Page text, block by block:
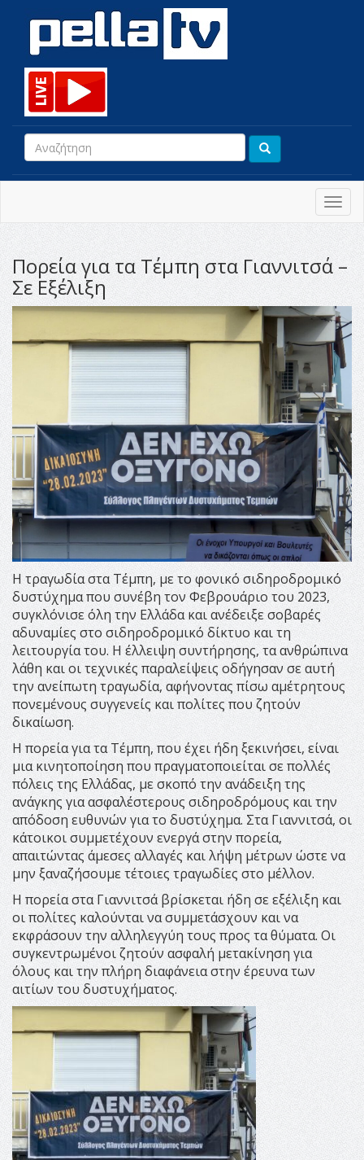
Πορεία για τα Τέμπη στα Γιαννιτσά –
Σε Εξέλιξη
Η τραγωδία στα Τέμπη, με το φονικό σιδηροδρομικό
δυστύχημα που συνέβη τον Φεβρουάριο του 2023,
συγκλόνισε όλη την Ελλάδα και ανέδειξε σοβαρές
αδυναμίες στο σιδηροδρομικό δίκτυο και τη
λειτουργία του. Η έλλειψη συντήρησης, τα ανθρώπινα
λάθη και οι τεχνικές παραλείψεις οδήγησαν σε αυτή
την ανείπωτη τραγωδία, αφήνοντας πίσω αμέτρητους
πονεμένους συγγενείς και πολίτες που ζητούν
δικαίωση.
Η πορεία για τα Τέμπη, που έχει ήδη ξεκινήσει, είναι
μια κινητοποίηση που πραγματοποιείται σε πολλές
πόλεις της Ελλάδας, με σκοπό την ανάδειξη της
ανάγκης για ασφαλέστερους σιδηροδρόμους και την
απόδοση ευθυνών για το δυστύχημα. Στα Γιαννιτσά, οι
κάτοικοι συμμετέχουν ενεργά στην πορεία,
απαιτώντας άμεσες αλλαγές και λήψη μέτρων ώστε να
μην ξαναζήσουμε τέτοιες τραγωδίες στο μέλλον.
Η πορεία στα Γιαννιτσά βρίσκεται ήδη σε εξέλιξη και
οι πολίτες καλούνται να συμμετάσχουν και να
εκφράσουν την αλληλεγγύη τους προς τα θύματα. Οι
συγκεντρωμένοι ζητούν ασφαλή μετακίνηση για
όλους και την πλήρη διαφάνεια στην έρευνα των
αιτίων του δυστυχήματος.